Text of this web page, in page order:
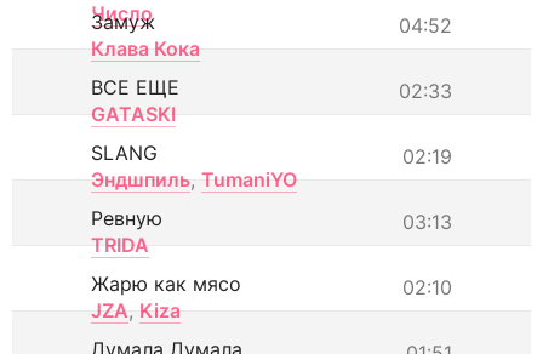
Число
04:52
Замуж
Клава Кока
02:33
ВСЕ ЕЩЕ
GATASKI
02:19
SLANG
Эндшпиль, TumaniYO
03:13
Ревную
TRIDA
02:10
Жарю как мясо
JZA, Kiza
Думала Думала